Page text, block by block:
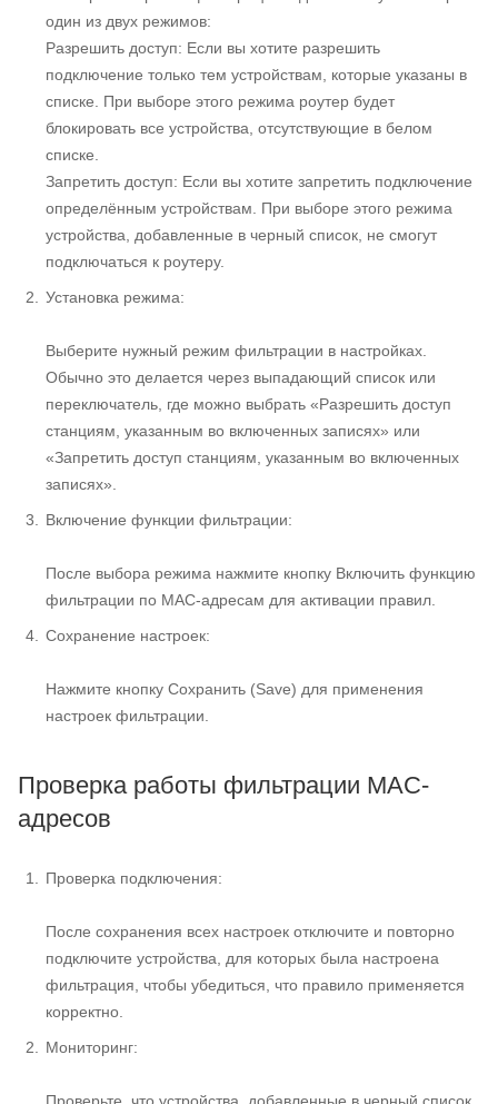
один из двух режимов:
Разрешить доступ: Если вы хотите разрешить
подключение только тем устройствам, которые указаны в
списке. При выборе этого режима роутер будет
блокировать все устройства, отсутствующие в белом
списке.
Запретить доступ: Если вы хотите запретить подключение
определённым устройствам. При выборе этого режима
устройства, добавленные в черный список, не смогут
подключаться к роутеру.
Установка режима:
Выберите нужный режим фильтрации в настройках.
Обычно это делается через выпадающий список или
переключатель, где можно выбрать «Разрешить доступ
станциям, указанным во включенных записях» или
«Запретить доступ станциям, указанным во включенных
записях».
Включение функции фильтрации:
После выбора режима нажмите кнопку Включить функцию
фильтрации по MAC-адресам для активации правил.
Сохранение настроек:
Нажмите кнопку Сохранить (Save) для применения
настроек фильтрации.
Проверка работы фильтрации MAC-
адресов
Проверка подключения:
После сохранения всех настроек отключите и повторно
подключите устройства, для которых была настроена
фильтрация, чтобы убедиться, что правило применяется
корректно.
Мониторинг:
Проверьте, что устройства, добавленные в черный список,